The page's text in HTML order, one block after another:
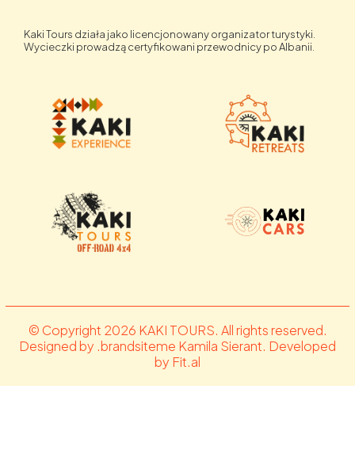
Kaki Tours działa jako licencjonowany organizator turystyki.
Wycieczki prowadzą certyfikowani przewodnicy po Albanii.
© Copyright 2026 KAKI TOURS. All rights reserved.
Designed by .brandsiteme Kamila Sierant. Developed
by Fit.al